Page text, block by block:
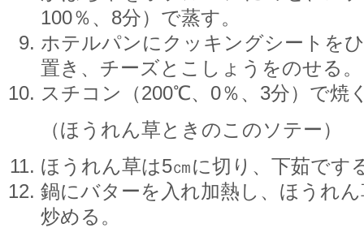
100％、8分）で蒸す。
ホテルパンにクッキングシートを
置き、チーズとこしょうをのせる。
スチコン（200℃、0％、3分）で焼
（ほうれん草ときのこのソテー）
ほうれん草は5㎝に切り、下茹です
鍋にバターを入れ加熱し、ほうれ
炒める。